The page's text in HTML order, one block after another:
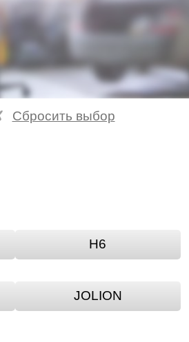
Сбросить выбор
H6
JOLION